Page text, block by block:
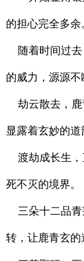
的担心完全多余
随着时间过去
的威力，源源不
劫云散去，鹿
显露着玄妙的道
渡劫成长生，
死不灭的境界。
三朵十二品青
转，让鹿青玄的